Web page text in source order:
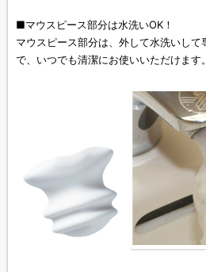
■マウスピース部分は水洗いOK！
マウスピース部分は、外して水洗いし
で、いつでも清潔にお使いいただけます。